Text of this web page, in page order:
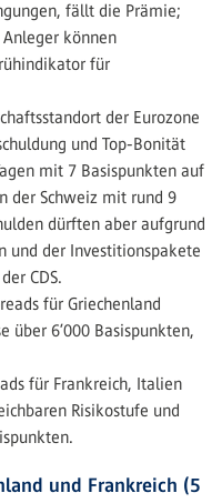
fällt die Prämie;
können
für
der Eurozone
und Top-Bonität
mit 7 Basispunkten auf
der Schweiz mit rund 9
dürften aber aufgrund
und der Investitionspakete
CDS.
für Griechenland
über 6’000 Basispunkten,
für Frankreich, Italien
Risikostufe und
und Frankreich (5